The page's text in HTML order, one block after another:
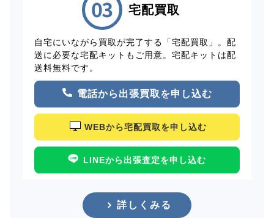
宅配買取
自宅にいながら買取が完了する「宅配買取」。配
送に必要な宅配キットもご用意。宅配キットは配
送料無料です。
電話から出張買取を申し込む
WEBから宅配買取を申し込む
LINEから出張査定を申し込む
詳しくみる